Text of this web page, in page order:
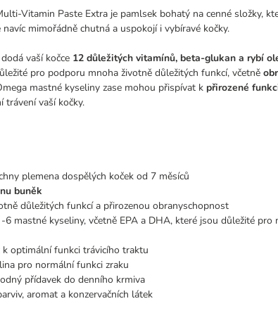
Vitamin Paste Extra je pamlsek bohatý na cenné složky,
mimořádně chutná a uspokojí i vybíravé kočky.
vaší kočce 12 důležitých vitamínů, beta-glukan a rybí
pro podporu mnoha životně důležitých funkcí, včetně
mastné kyseliny zase mohou přispívat k přirozené
vaší kočky.
plemena dospělých koček od 7 měsíců
buněk
důležitých funkcí a přirozenou obranyschopnost
mastné kyseliny, včetně EPA a DHA, které jsou důležité pro
k optimální funkci trávicího traktu
pro normální funkci zraku
přídavek do denního krmiva
aromat a konzervačních látek